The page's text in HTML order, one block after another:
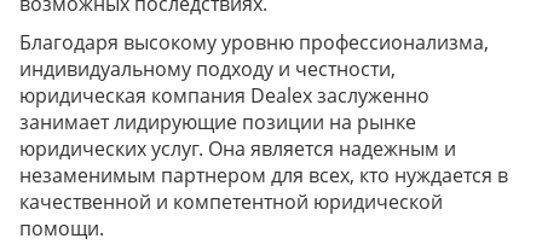
Благодаря высокому уровню профессионализма,
индивидуальному подходу и честности,
юридическая компания Dealex заслуженно
занимает лидирующие позиции на рынке
юридических услуг. Она является надежным и
незаменимым партнером для всех, кто нуждается в
качественной и компетентной юридической
помощи.